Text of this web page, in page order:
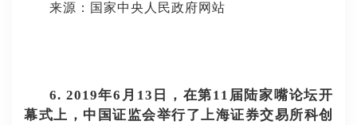
来源：国家中央人民政府网站
6. 2019年6月13日，在第11届陆家嘴论坛开
幕式上，中国证监会举行了上海证券交易所科创